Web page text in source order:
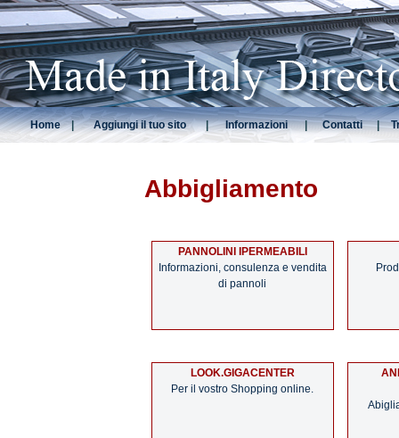
Home | Aggiungi il tuo sito | Informazioni | Contatti |
Abbigliamento
PANNOLINI IPERMEABILI
Informazioni, consulenza e vendita
di pannoli
LOOK.GIGACENTER
Per il vostro Shopping online.